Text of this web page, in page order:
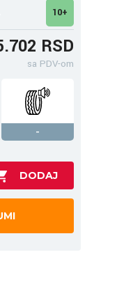
10+
RSD
sa PDV-om
-